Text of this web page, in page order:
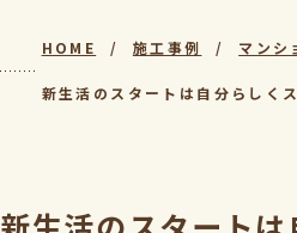
HOME 施工事例 マンシ
新生活のスタートは自分らしく